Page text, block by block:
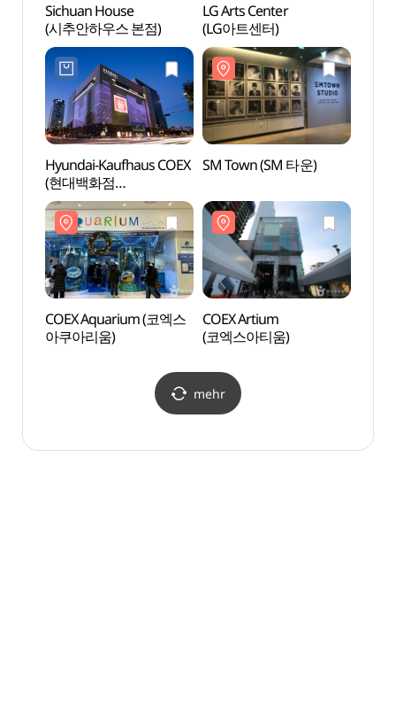
Sichuan House
(시추안하우스 본점)
LG Arts Center
(LG아트센터)
Hyundai-Kaufhaus COEX
(현대백화점
(무역센터점))
SM Town (SM 타운)
COEX Aquarium (코엑스
아쿠아리움)
COEX Artium
(코엑스아티움)
mehr